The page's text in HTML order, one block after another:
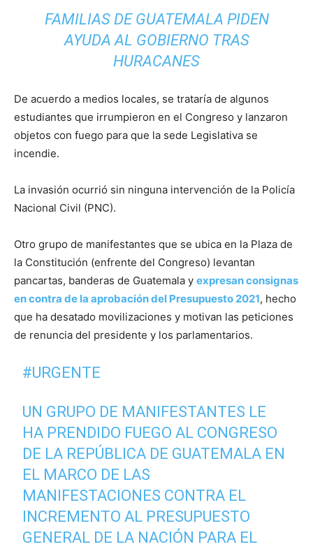
FAMILIAS DE GUATEMALA PIDEN
AYUDA AL GOBIERNO TRAS
HURACANES
De acuerdo a medios locales, se trataría de algunos
estudiantes que irrumpieron en el Congreso y lanzaron
objetos con fuego para que la sede Legislativa se
incendie.
La invasión ocurrió sin ninguna intervención de la Policía
Nacional Civil (PNC).
Otro grupo de manifestantes que se ubica en la Plaza de
la Constitución (enfrente del Congreso) levantan
pancartas, banderas de Guatemala y expresan consignas
en contra de la aprobación del Presupuesto 2021, hecho
que ha desatado movilizaciones y motivan las peticiones
de renuncia del presidente y los parlamentarios.
#URGENTE
UN GRUPO DE MANIFESTANTES LE
HA PRENDIDO FUEGO AL CONGRESO
DE LA REPÚBLICA DE GUATEMALA EN
EL MARCO DE LAS
MANIFESTACIONES CONTRA EL
INCREMENTO AL PRESUPUESTO
GENERAL DE LA NACIÓN PARA EL